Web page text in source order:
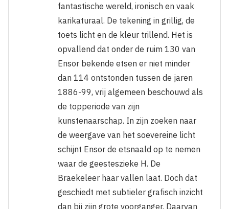
fantastische wereld, ironisch en vaak
karikaturaal. De tekening in grillig, de
toets licht en de kleur trillend. Het is
opvallend dat onder de ruim 130 van
Ensor bekende etsen er niet minder
dan 114 ontstonden tussen de jaren
1886-99, vrij algemeen beschouwd als
de topperiode van zijn
kunstenaarschap. In zijn zoeken naar
de weergave van het soevereine licht
schijnt Ensor de etsnaald op te nemen
waar de geesteszieke H. De
Braekeleer haar vallen laat. Doch dat
geschiedt met subtieler grafisch inzicht
dan bij zijn grote voorganger. Daarvan